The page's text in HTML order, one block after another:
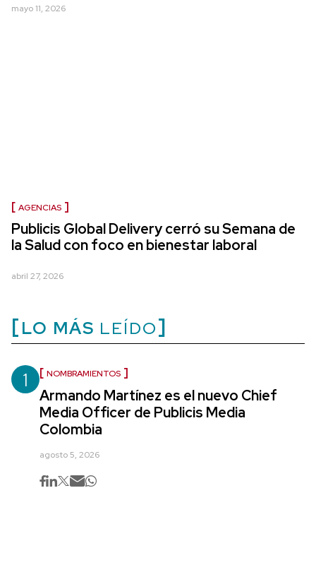
mayo 11, 2026
AGENCIAS
Publicis Global Delivery cerró su Semana de
la Salud con foco en bienestar laboral
abril 27, 2026
LO MÁS LEÍDO
1 NOMBRAMIENTOS
Armando Martínez es el nuevo Chief
Media Officer de Publicis Media
Colombia
agosto 5, 2026